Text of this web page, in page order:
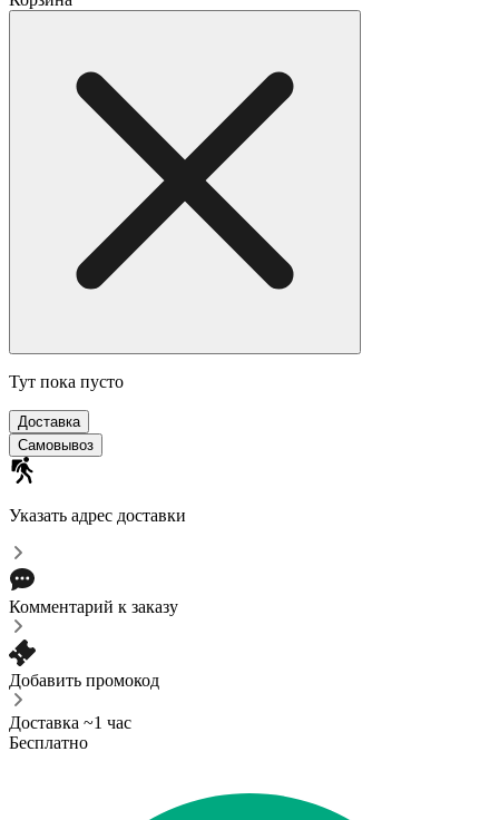
Тут пока пусто
Доставка
Самовывоз
Указать адрес доставки
Комментарий к заказу
Добавить промокод
Доставка ~1 час
Бесплатно